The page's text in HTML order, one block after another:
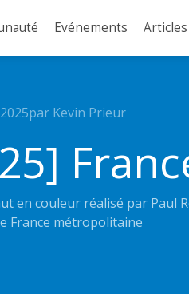
Evénements Articles
par Kevin Prieur
en couleur réalisé par Paul
France métropolitaine